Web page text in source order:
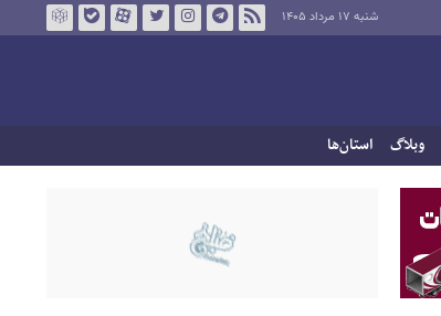
شنبه ۱۷ مرداد ۱۴۰۵
وبلاگ استان‌ها